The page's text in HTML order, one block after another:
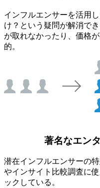
インフルエンサーを活用
け？という疑問が解消で
が取れなかったり、価格
的。
著名なエン
潜在インフルエンサーの
やインサイト比較調査に
ックしている。